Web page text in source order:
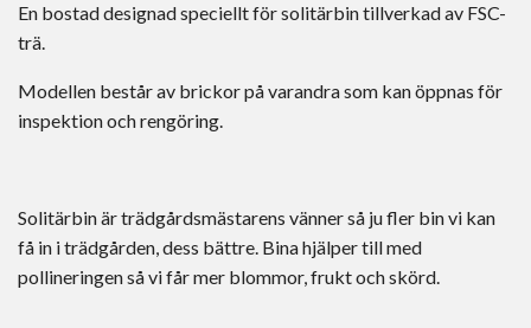
En bostad designad speciellt för solitärbin tillverkad av FSC-
trä.
Modellen består av brickor på varandra som kan öppnas för
inspektion och rengöring.
Solitärbin är trädgårdsmästarens vänner så ju fler bin vi kan
få in i trädgården, dess bättre. Bina hjälper till med
pollineringen så vi får mer blommor, frukt och skörd.